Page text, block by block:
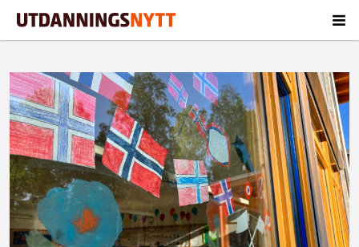
Tag:
norge